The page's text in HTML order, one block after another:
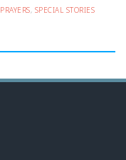
PRAYERS, SPECIAL STORIES